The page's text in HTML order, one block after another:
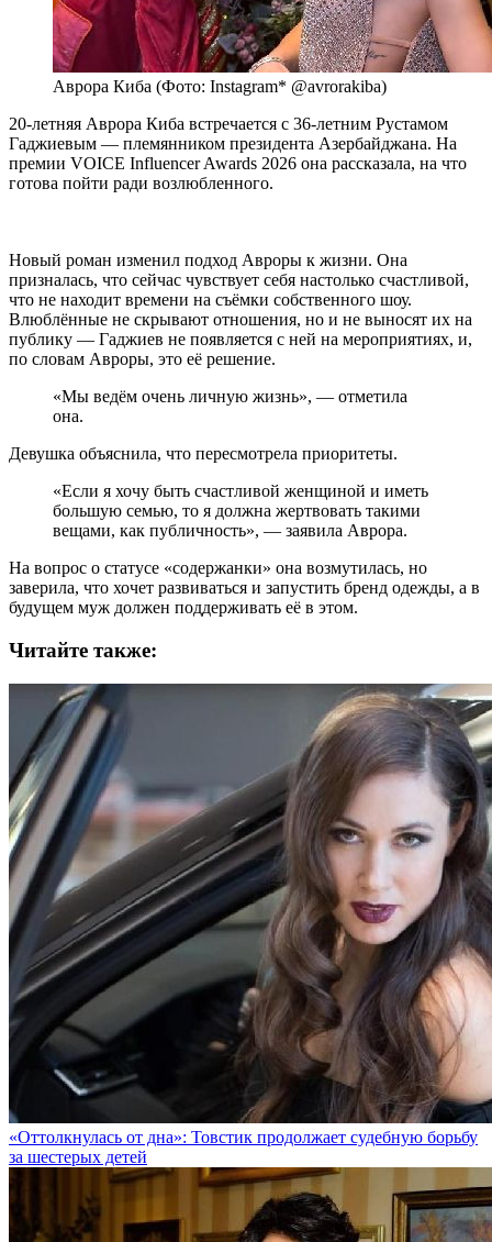
Аврора Киба (Фото: Instagram* @avrorakiba)
20-летняя Аврора Киба встречается с 36-летним Рустамом
Гаджиевым — племянником президента Азербайджана. На
премии VOICE Influencer Awards 2026 она рассказала, на что
готова пойти ради возлюбленного.
Новый роман изменил подход Авроры к жизни. Она
призналась, что сейчас чувствует себя настолько счастливой,
что не находит времени на съёмки собственного шоу.
Влюблённые не скрывают отношения, но и не выносят их на
публику — Гаджиев не появляется с ней на мероприятиях, и,
по словам Авроры, это её решение.
«Мы ведём очень личную жизнь», — отметила
она.
Девушка объяснила, что пересмотрела приоритеты.
«Если я хочу быть счастливой женщиной и иметь
большую семью, то я должна жертвовать такими
вещами, как публичность», — заявила Аврора.
На вопрос о статусе «содержанки» она возмутилась, но
заверила, что хочет развиваться и запустить бренд одежды, а в
будущем муж должен поддерживать её в этом.
Читайте также:
«Оттолкнулась от дна»: Товстик продолжает судебную борьбу
за шестерых детей